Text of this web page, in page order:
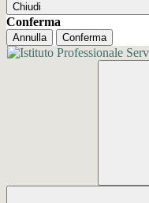
Chiudi
Conferma
Annulla Conferma